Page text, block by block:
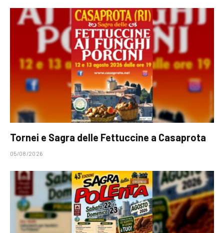
Tornei e Sagra delle Fettuccine a Casaprota
05/08/2026